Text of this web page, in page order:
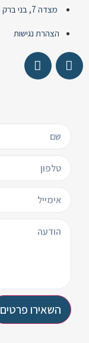
מצדה 7, בני ברק
הצהרת נגישות
השאירו פרטים